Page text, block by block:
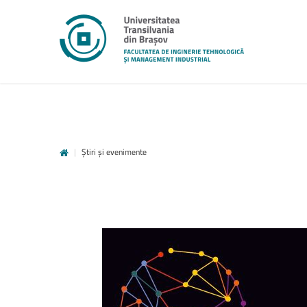
desfășoară în universitate.
www.unitbv.ro
| Știri și evenimente